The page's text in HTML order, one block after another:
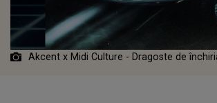
Akcent x Midi Culture - Dragoste de